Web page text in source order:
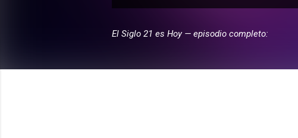
t
El Siglo 21 es Hoy — episodio completo: